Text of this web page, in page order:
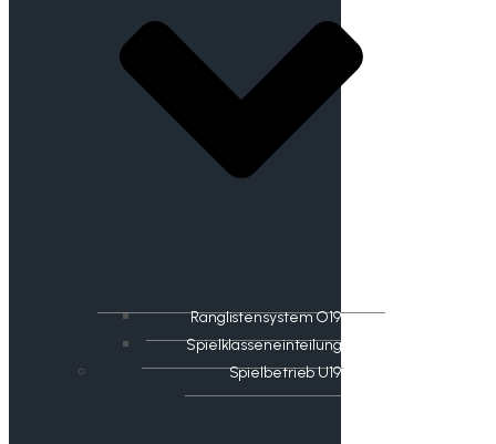
Ranglistensystem O19
Spielklasseneinteilung
Spielbetrieb U19